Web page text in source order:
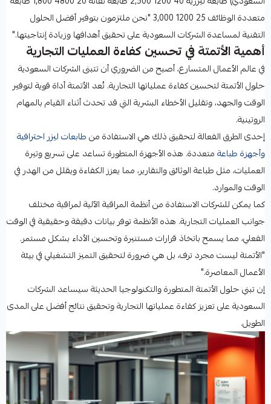
متعددة الوظائف 25 1200 3,000 "نحن ملتزمون بتوفير أفضل الحلول
التقنية لمساعدة الشركات السعودية على تحقيق أهدافها وزيادة إنتاجيتها."
أهمية الأتمتة في تحسين كفاءة العمليات التجارية
في عالم الأعمال المتسارع، أصبح من الضروري أن تتبنى الشركات السعودية
حلول الأتمتة لتحسين كفاءة عملياتها التجارية. تُعد الأتمتة أداة قوية لتوفير
الوقت والجهد، وتقليل الأخطاء البشرية التي قد تحدث أثناء القيام بالمهام
الروتينية.
إحدى الطرق الفعالة لتحقيق ذلك هي الاستفادة منطابعات ليزر احترافية
وأجهزة طباعةمتعددة. هذه الأجهزة المتطورة تساعد على تسريع وتيرة
العمليات، مثل طباعة الوثائق والتقارير، مما يعزز الكفاءة ويقلل من الهدر في
الوقت والموارد.
كما يمكن للشركات الاستفادة من أنظمة المراقبة الآلية لمراقبة مختلف
جوانب العمليات التجارية. هذه الأنظمة توفر بيانات دقيقة وحقيقية في الوقت
الفعلي، مما يسمح باتخاذ قرارات مستنيرة وتحسين الأداء بشكل مستمر.
"الأتمتة ليست مجرد ترف، بل هي ضرورة لتحقيق التميز التشغيلي في بيئة
الأعمال المعاصرة."
إن تبني حلول الأتمتة المتطورة والتكنولوجيا الحديثة سيساعد الشركات
السعودية على تعزيز كفاءة عملياتها التجارية وتحقيق نتائج أفضل على المدى
الطويل.